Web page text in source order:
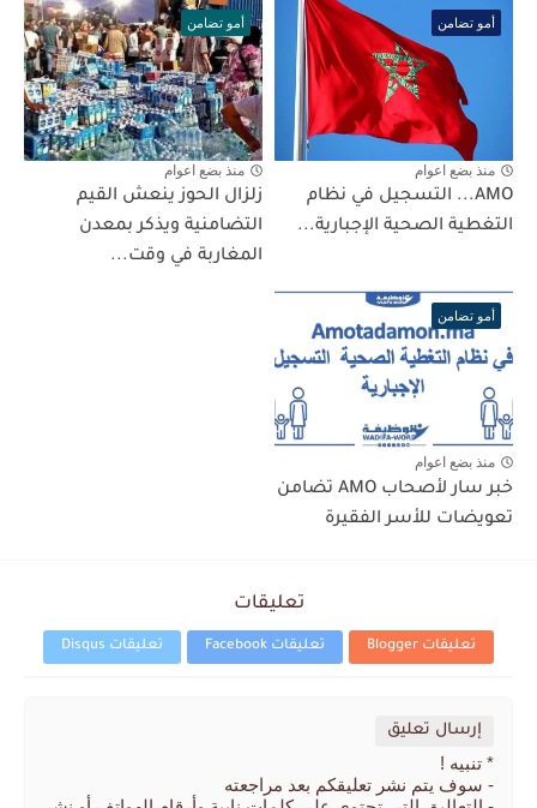
أمو تضامن
منذ بضع اعوام
AMO... التسجيل في نظام
التغطية الصحية الإجبارية...
أمو تضامن
منذ بضع اعوام
زلزال الحوز ينعش القيم
التضامنية ويذكر بمعدن
المغاربة في وقت...
أمو تضامن
منذ بضع اعوام
خبر سار لأصحاب AMO تضامن
تعويضات للأسر الفقيرة
تعليقات
تعليقات Blogger تعليقات Facebook تعليقات Disqus
إرسال تعليق
* تنبيه !
- سوف يتم نشر تعليقكم بعد مراجعته